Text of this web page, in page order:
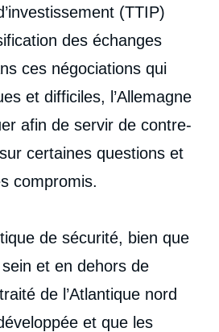
(TTIP)
des échanges
ces négociations qui
et difficiles, l’Allemagne
afin de servir de contre-
certaines questions et
compromis.
de sécurité, bien que
et en dehors de
de l’Atlantique nord
et que les